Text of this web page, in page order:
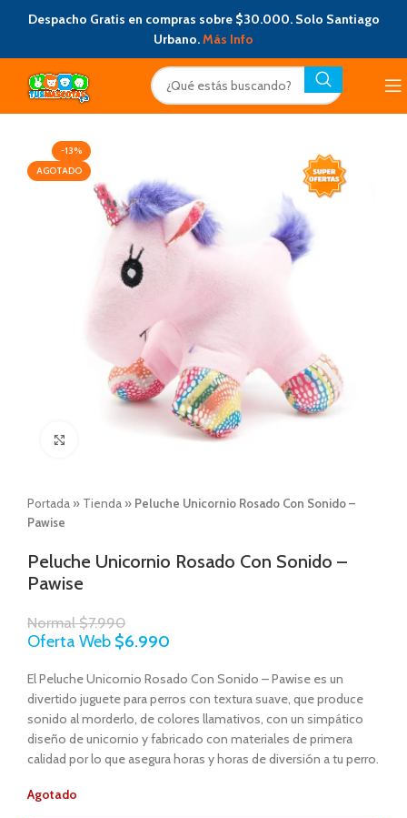
Despacho Gratis en compras sobre $30.000. Solo Santiago
Urbano.Más Info
-13%
AGOTADO
Portada » Tienda » Peluche Unicornio Rosado Con Sonido –
Pawise
Peluche Unicornio Rosado Con Sonido –
Pawise
Normal$7.990
Oferta Web $6.990
El Peluche Unicornio Rosado Con Sonido – Pawise es un
divertido juguete para perros con textura suave, que produce
sonido al morderlo, de colores llamativos, con un simpático
diseño de unicornio y fabricado con materiales de primera
calidad por lo que asegura horas y horas de diversión a tu perro.
Agotado